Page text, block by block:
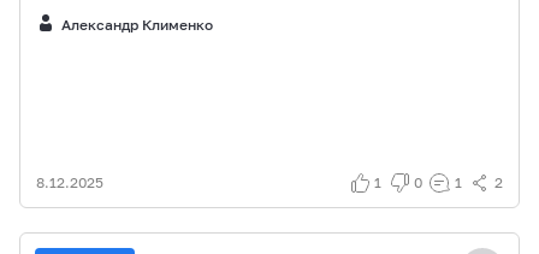
Александр Клименко
8.12.2025 1 0 1 2